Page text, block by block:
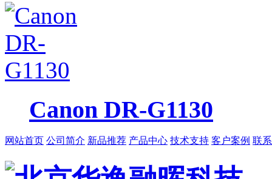
Canon DR-G1130
网站首页 公司简介 新品推荐 产品中心 技术支持 客户案例 联